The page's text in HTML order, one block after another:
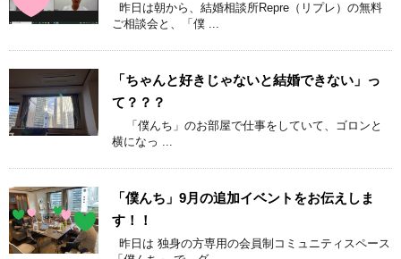
昨日は朝から、結婚相談所Repre（リプレ）の無料
ご相談会と、「僕 ...
「ちゃんと好きじゃないと結婚できない」っ
て？？？
「僕んち」のお部屋で仕事をしていて、ゴロンと
横になっ ...
「僕んち」9月の追加イベントをお伝えしま
す！！
昨日は 独身の方専用の会員制コミュニティスペース